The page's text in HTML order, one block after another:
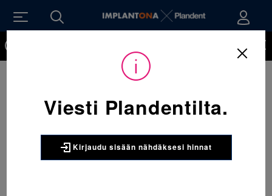
Viesti Plandentilta.
Kirjaudu sisään nähdäksesi hinnat